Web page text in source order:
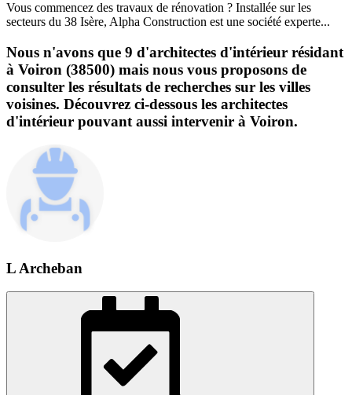
Vous commencez des travaux de rénovation ? Installée sur les
secteurs du 38 Isère, Alpha Construction est une société experte...
Nous n'avons que 9 d'architectes d'intérieur résidant
à Voiron (38500) mais nous vous proposons de
consulter les résultats de recherches sur les villes
voisines. Découvrez ci-dessous les architectes
d'intérieur pouvant aussi intervenir à Voiron.
L Archeban